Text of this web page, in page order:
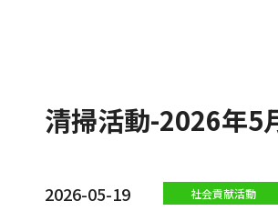
清掃活動-2026年5
2026-05-19 社会貢献活動